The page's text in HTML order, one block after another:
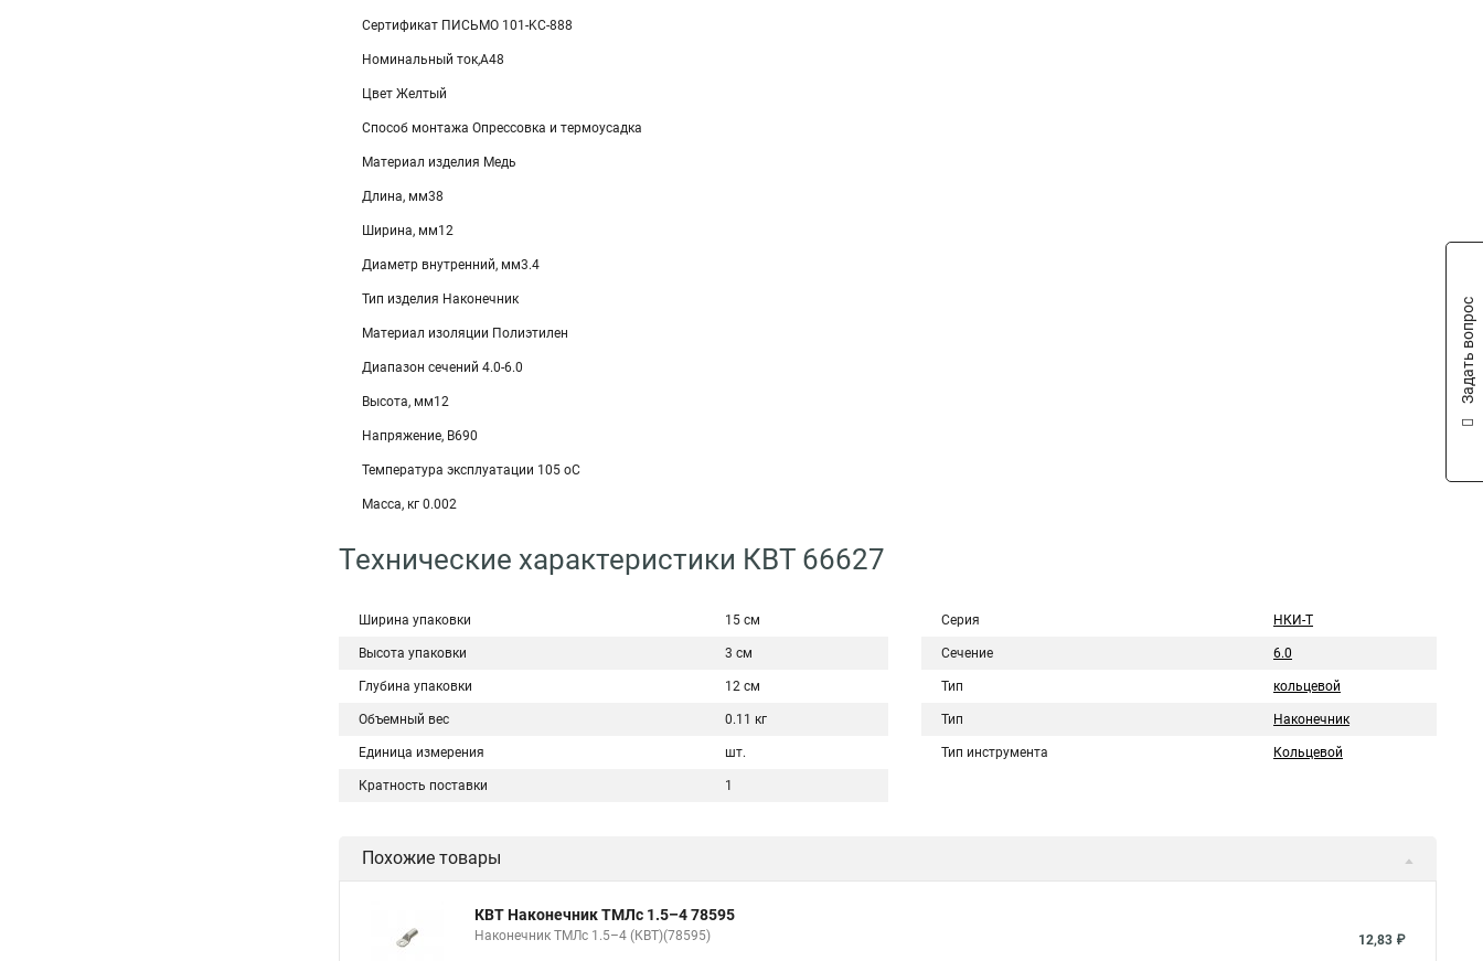
Сертификат ПИСЬМО 101-KC-888
Номинальный ток,А48
Цвет Желтый
Способ монтажа Опрессовка и термоусадка
Материал изделия Медь
Длина, мм38
Ширина, мм12
Диаметр внутренний, мм3.4
Тип изделия Наконечник
Материал изоляции Полиэтилен
Диапазон сечений 4.0-6.0
Высота, мм12
Напряжение, В690
Температура эксплуатации 105 оС
Масса, кг 0.002
Технические характеристики КВТ 66627
Ширина упаковки 15 см
Высота упаковки 3 см
Глубина упаковки 12 см
Объемный вес 0.11 кг
Единица измерения шт.
Кратность поставки 1
Серия НКИ-Т
Сечение 6.0
Тип кольцевой
Тип Наконечник
Тип инструмента Кольцевой
Похожие товары
КВТ Наконечник ТМЛс 1.5–4 78595
Наконечник ТМЛс 1.5–4 (КВТ)(78595) 12,83 ₽
Задать вопрос